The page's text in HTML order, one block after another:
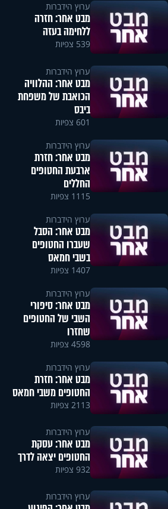
ערוץ הידברות
מבט אחר: חזרה
ללחימה בעזה
539 צפיות
ערוץ הידברות
מבט אחר: ההלוויה
הכואבת של משפחת
ביבס
601 צפיות
ערוץ הידברות
מבט אחר: חזרת
ארבעת החטופים
החללים
1115 צפיות
ערוץ הידברות
מבט אחר: הסבל
שעברו החטופים
בשבי חמאס
1407 צפיות
ערוץ הידברות
מבט אחר: סיפורי
השבי של החטופים
שחזרו
4598 צפיות
ערוץ הידברות
מבט אחר: חזרת
החטופים משבי חמאס
2113 צפיות
ערוץ הידברות
מבט אחר: עסקת
החטופים יצאה לדרך
932 צפיות
ערוץ הידברות